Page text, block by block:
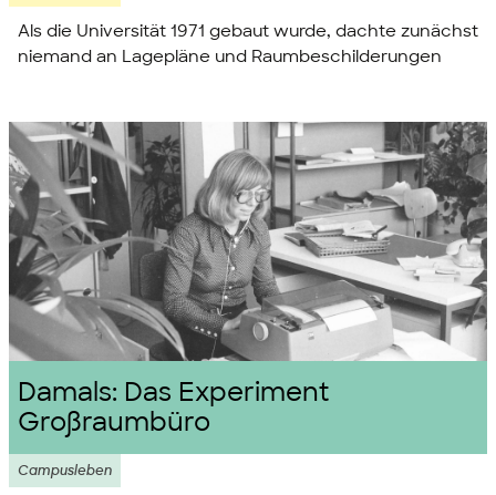
Als die Universität 1971 gebaut wurde, dachte zunächst
niemand an Lagepläne und Raumbeschilderungen
Damals: Das Experiment
Großraumbüro
Campusleben